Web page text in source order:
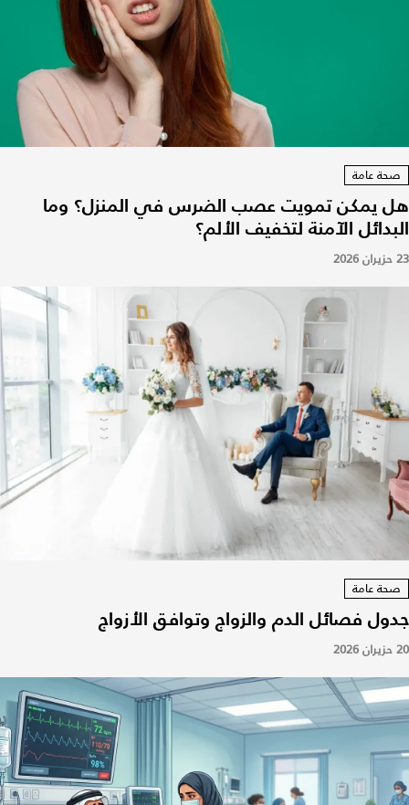
صحة عامة
هل يمكن تمويت عصب الضرس في المنزل؟ وما
البدائل الآمنة لتخفيف الألم؟
23 حزيران 2026
صحة عامة
جدول فصائل الدم والزواج وتوافق الأزواج
20 حزيران 2026